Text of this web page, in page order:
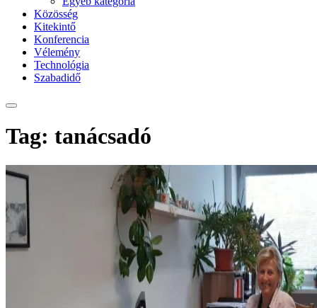
Közösség
Kitekintő
Konferencia
Vélemény
Technológia
Szabadidő
Tag: tanácsadó